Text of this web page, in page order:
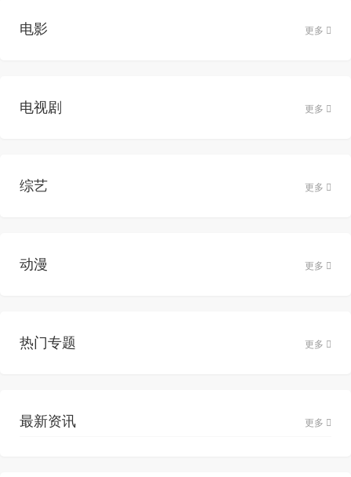
电影 更多
电视剧 更多
综艺 更多
动漫 更多
热门专题 更多
最新资讯 更多